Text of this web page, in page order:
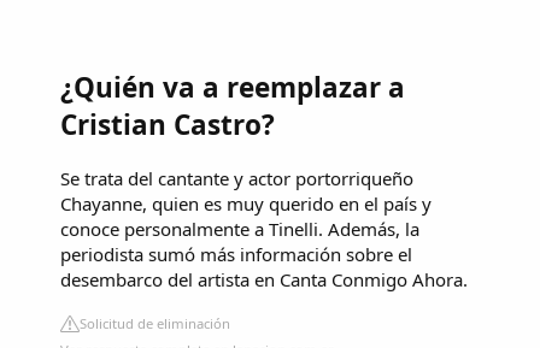
¿Quién va a reemplazar a
Cristian Castro?
Se trata del cantante y actor portorriqueño
Chayanne, quien es muy querido en el país y
conoce personalmente a Tinelli. Además, la
periodista sumó más información sobre el
desembarco del artista en Canta Conmigo Ahora.
Solicitud de eliminación